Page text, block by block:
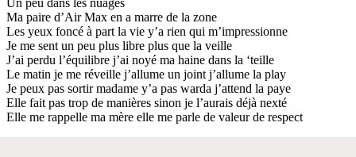
Ma paire d’Air Max en a marre de la zone
Les yeux foncé à part la vie y’a rien qui m’impressionne
Je me sent un peu plus libre plus que la veille
J’ai perdu l’équilibre j’ai noyé ma haine dans la ‘teille
Le matin je me réveille j’allume un joint j’allume la play
Je peux pas sortir madame y’a pas warda j’attend la paye
Elle fait pas trop de manières sinon je l’aurais déjà nexté
Elle me rappelle ma mère elle me parle de valeur de respect